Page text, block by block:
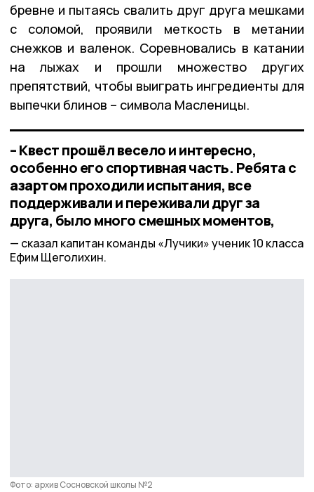
бревне и пытаясь свалить друг друга мешками
с соломой, проявили меткость в метании
снежков и валенок. Соревновались в катании
на лыжах и прошли множество других
препятствий, чтобы выиграть ингредиенты для
выпечки блинов – символа Масленицы.
– Квест прошёл весело и интересно,
особенно его спортивная часть. Ребята с
азартом проходили испытания, все
поддерживали и переживали друг за
друга, было много смешных моментов,
сказал капитан команды «Лучики» ученик 10 класса
Ефим Щеголихин.
Фото: архив Сосновской школы №2